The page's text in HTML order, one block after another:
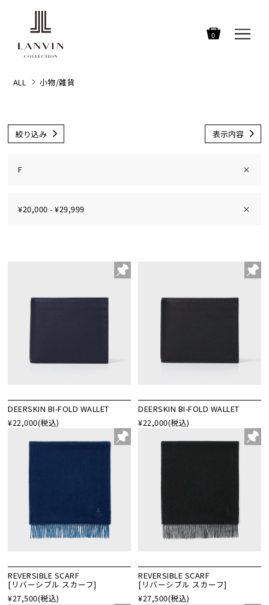
0
ALL 小物/雑貨
絞り込み 表示内容
F ×
¥20,000 - ¥29,999 ×
DEERSKIN BI-FOLD WALLET
¥22,000(税込)
DEERSKIN BI-FOLD WALLET
¥22,000(税込)
REVERSIBLE SCARF
[リバーシブル スカーフ]
¥27,500(税込)
REVERSIBLE SCARF
[リバーシブル スカーフ]
¥27,500(税込)